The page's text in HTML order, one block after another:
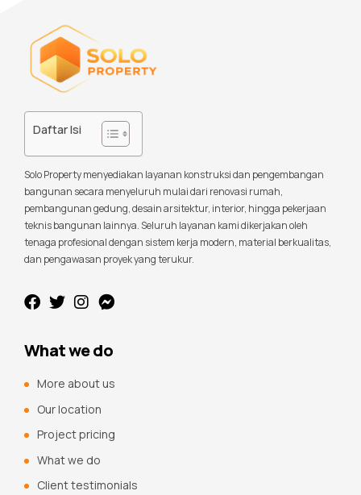
Daftar Isi
Solo Property menyediakan layanan konstruksi dan pengembangan
bangunan secara menyeluruh mulai dari renovasi rumah,
pembangunan gedung, desain arsitektur, interior, hingga pekerjaan
teknis bangunan lainnya. Seluruh layanan kami dikerjakan oleh
tenaga profesional dengan sistem kerja modern, material berkualitas,
dan pengawasan proyek yang terukur.
What we do
More about us
Our location
Project pricing
What we do
Client testimonials